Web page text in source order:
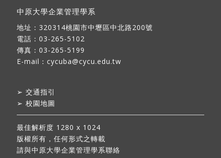
中原大學企業管理學系
地址： 320314桃園市中壢區中北路200號
電話：03-265-5102
傳真：03-265-5199
E-mail： cycuba@cycu.edu.tw
➢ 交通指引
➢ 校園地圖
最佳解析度 1280 x 1024
版權所有，任何形式之轉載
請與中原大學企業管理學系聯絡